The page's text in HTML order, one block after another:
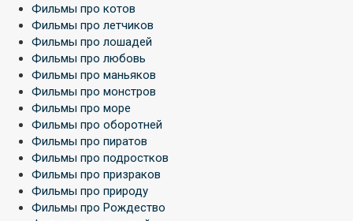
Фильмы про котов
Фильмы про летчиков
Фильмы про лошадей
Фильмы про любовь
Фильмы про маньяков
Фильмы про монстров
Фильмы про море
Фильмы про оборотней
Фильмы про пиратов
Фильмы про подростков
Фильмы про призраков
Фильмы про природу
Фильмы про Рождество